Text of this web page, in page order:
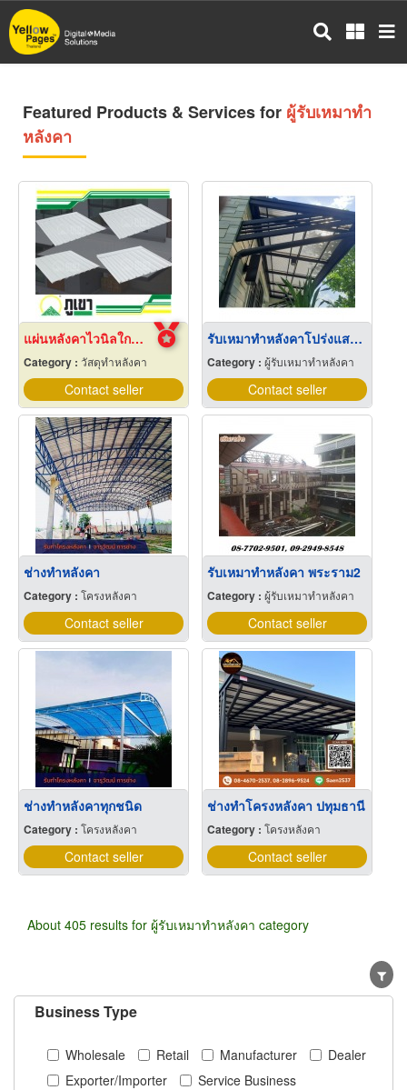
Skip
to
main
Featured Products & Services for ผู้รับเหมาทำ
หลังคา
แผ่นหลังคาไวนิลใกล้ฉัน
Category : วัสดุทำหลังคา
Contact seller
รับเหมาทำหลังคาโปร่งแสง บางใหญ่
Category :ผู้รับเหมาทำหลังคา
Contact seller
ช่างทำหลังคา
Category : โครงหลังคา
Contact seller
รับเหมาทำหลังคา พระราม2
Category :ผู้รับเหมาทำหลังคา
Contact seller
ช่างทำหลังคาทุกชนิด
Category : โครงหลังคา
Contact seller
ช่างทำโครงหลังคา ปทุมธานี
Category :โครงหลังคา
Contact seller
About 405 results for ผู้รับเหมาทำหลังคา category
Business Type
Wholesale Retail Manufacturer
Dealer
Exporter/Importer
Service Business